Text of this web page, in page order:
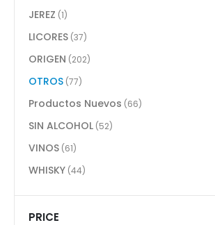
JEREZ (1)
LICORES (37)
ORIGEN (202)
OTROS (77)
Productos Nuevos (66)
SIN ALCOHOL (52)
VINOS (61)
WHISKY (44)
PRICE